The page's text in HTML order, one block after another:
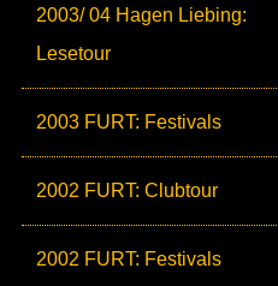
2003/ 04 Hagen Liebing:
Lesetour
2003 FURT: Festivals
2002 FURT: Clubtour
2002 FURT: Festivals